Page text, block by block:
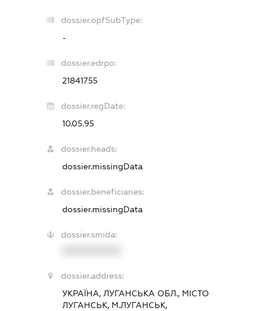
dossier.opfSubType:
-
dossier.edrpo:
21841755
dossier.regDate:
10.05.95
dossier.heads:
dossier.missingData
dossier.beneficiaries:
dossier.missingData
dossier.smida:
dossier.address:
УКРАЇНА, ЛУГАНСЬКА ОБЛ., МІСТО
ЛУГАНСЬК, М.ЛУГАНСЬК,